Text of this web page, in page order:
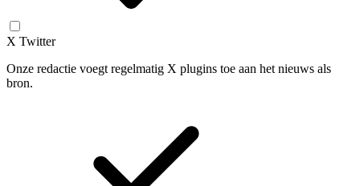
X Twitter
Onze redactie voegt regelmatig X plugins toe aan het nieuws als
bron.